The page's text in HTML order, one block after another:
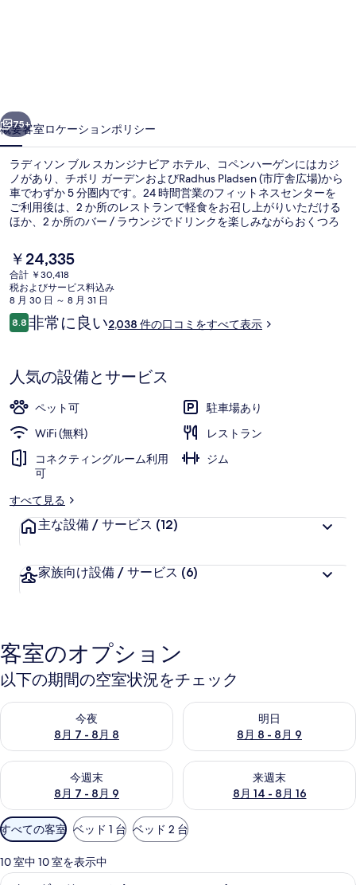
ス
カ
ン
ジ
ナ
ビ
ア
ホ
テ
コ
ペ
ン
ハ
ゲ
ャ
ラ
リ
75+
概要客室ロケーションポリシー
ラディソン ブル スカンジナビア ホテル、コペンハーゲンにはカジ
ノがあり、チボリ ガーデンおよびRadhus Pladsen (市庁舎広場)から
車でわずか 5 分圏内です。24 時間営業のフィットネスセンターを
ご利用後は、2 か所のレストランで軽食をお召し上がりいただける
ほか、2 か所のバー / ラウンジでドリンクを楽しみながらおくつろ
の距離にあります。旅行者は親切なスタッフやロケーションを高く
評価しています。この宿泊施設からは歩いてすぐ公共交通機関を利
用できます。地下鉄 アイランズ ブリュッヘ駅までは 7 分、地下鉄
クリスチャンハウン駅までは 13 分です。
現
在
の
料
金
は
す
￥24,335
合計 ￥30,418
税およびサービス料込み
8 月 30 日 ～ 8 月 31 日
口
コ
8.810段階中8.8
非常に良い2,038 件の口コミをすべて表示
人気の設備とサービス
ペット可
駐車場あり
WiFi (無料)
レストラン
コネクティングルーム利用
可
ジム
すべて見る
主な設備 / サービス (12)
家族向け設備 / サービス (6)
客室のオプション
以下の期間の空室状況をチェック
今夜
8月 7 - 8月 8
今夜 8月 7 - 8月 8 の空室状況をチェック
明日
8月 8 - 8月 9
明日 8月 8 - 8月 9 の空室状況
今週末
8月 7 - 8月 9
今週末 8月 7 - 8月 9 の空室状況をチェック
来週末
8月 14 - 8月 16
来週末 8月 14 - 8月 16 の空室
利
用
可
能
すべての客室 ベッド 1 台 ベッド 2 台
10 室中 10 室を表示中
低刺激性寝具、セーフティボックス